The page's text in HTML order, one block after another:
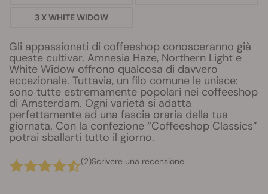
3 X WHITE WIDOW
Gli appassionati di coffeeshop conosceranno già
queste cultivar. Amnesia Haze, Northern Light e
White Widow offrono qualcosa di davvero
eccezionale. Tuttavia, un filo comune le unisce:
sono tutte estremamente popolari nei coffeeshop
di Amsterdam. Ogni varietà si adatta
perfettamente ad una fascia oraria della tua
giornata. Con la confezione “Coffeeshop Classics”
potrai sballarti tutto il giorno.
(2)Scrivere una recensione